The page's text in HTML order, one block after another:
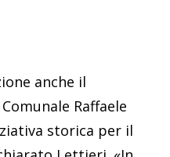
anche il
Raffaele
storica per il